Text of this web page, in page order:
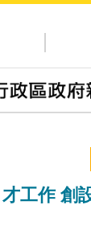
工作 創